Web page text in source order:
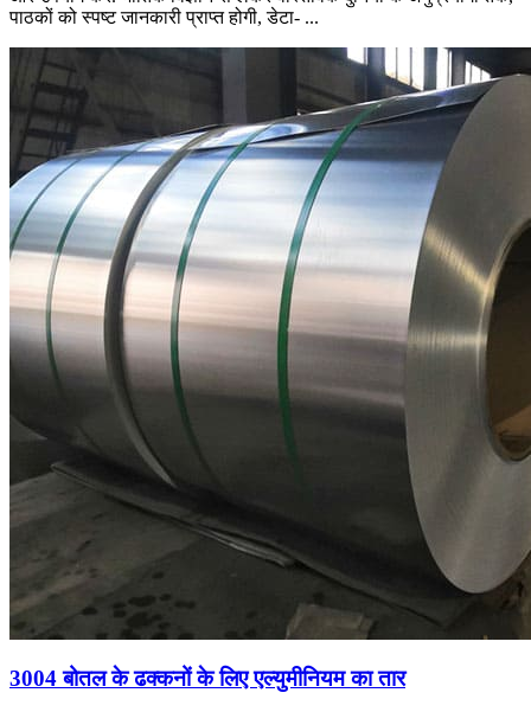
पाठकों को स्पष्ट जानकारी प्राप्त होगी, डेटा- ...
3004 बोतल के ढक्कनों के लिए एल्युमीनियम का तार